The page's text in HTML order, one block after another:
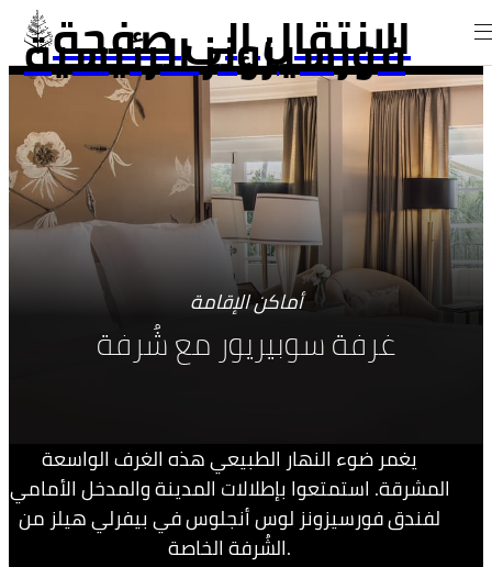
الانتقال إلى صفحة
فورسيزونز الرئيسية
أماكن الإقامة
غرفة سوبيريور مع شُرفة
يغمر ضوء النهار الطبيعي هذه الغرف الواسعة
المشرقة. استمتعوا بإطلالات المدينة والمدخل الأمامي
لفندق فورسيزونز لوس أنجلوس في بيفرلي هيلز من
الشُرفة الخاصة.